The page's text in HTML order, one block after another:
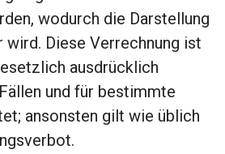
wodurch die Darstellung
Diese Verrechnung ist
ausdrücklich
und für bestimmte
ansonsten gilt wie üblich